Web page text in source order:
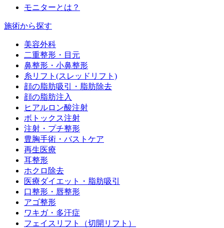
モニターとは？
施術から探す
美容外科
二重整形・目元
鼻整形・小鼻整形
糸リフト(スレッドリフト)
顔の脂肪吸引・脂肪除去
顔の脂肪注入
ヒアルロン酸注射
ボトックス注射
注射・プチ整形
豊胸手術・バストケア
再生医療
耳整形
ホクロ除去
医療ダイエット・脂肪吸引
口整形・唇整形
アゴ整形
ワキガ・多汗症
フェイスリフト（切開リフト）